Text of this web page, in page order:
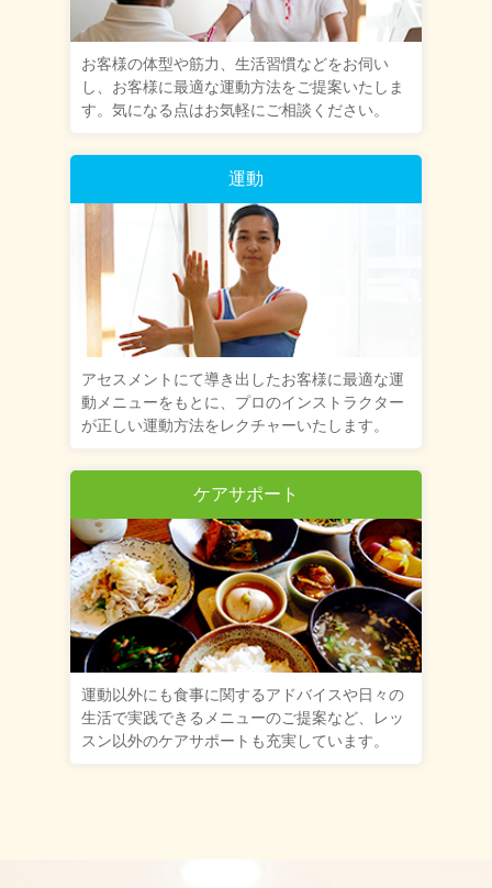
お客様の体型や筋力、生活習慣などをお伺い
し、お客様に最適な運動方法をご提案いたしま
す。気になる点はお気軽にご相談ください。
運動
アセスメントにて導き出したお客様に最適な運
動メニューをもとに、プロのインストラクター
が正しい運動方法をレクチャーいたします。
ケアサポート
運動以外にも食事に関するアドバイスや日々の
生活で実践できるメニューのご提案など、レッ
スン以外のケアサポートも充実しています。